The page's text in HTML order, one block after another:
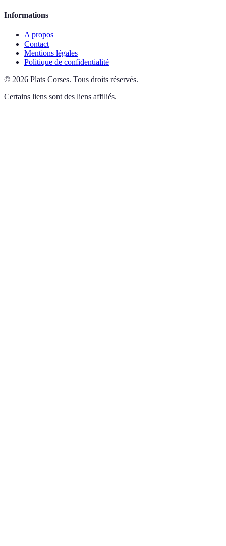
Informations
A propos
Contact
Mentions légales
Politique de confidentialité
© 2026 Plats Corses. Tous droits réservés.
Certains liens sont des liens affiliés.